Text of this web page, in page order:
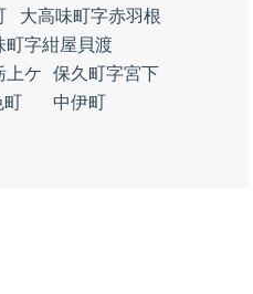
大高味町字赤羽根
町字紺屋貝渡
上ケ
保久町字宮下
町
中伊町